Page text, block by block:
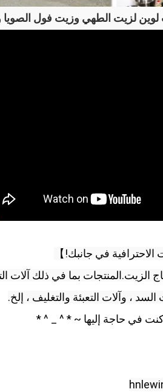
في جانبك!】
، وآلات التعبئة والتغليف ، إلخ.
في حاجة إليها ~ * ^ _ ^ *